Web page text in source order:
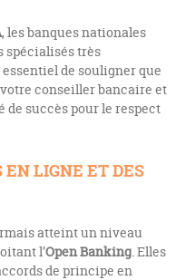
, les banques nationales
spécialisés très
de souligner que
conseiller bancaire et
succès pour le respect
EN LIGNE ET DES
atteint un niveau
l’Open Banking. Elles
de principe en